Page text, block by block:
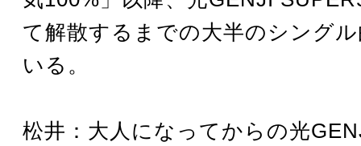
て解散するまでの大半のシング
いる。
松井：大人になってからの光